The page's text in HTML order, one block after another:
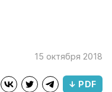
15 октября 2018
↓ PDF